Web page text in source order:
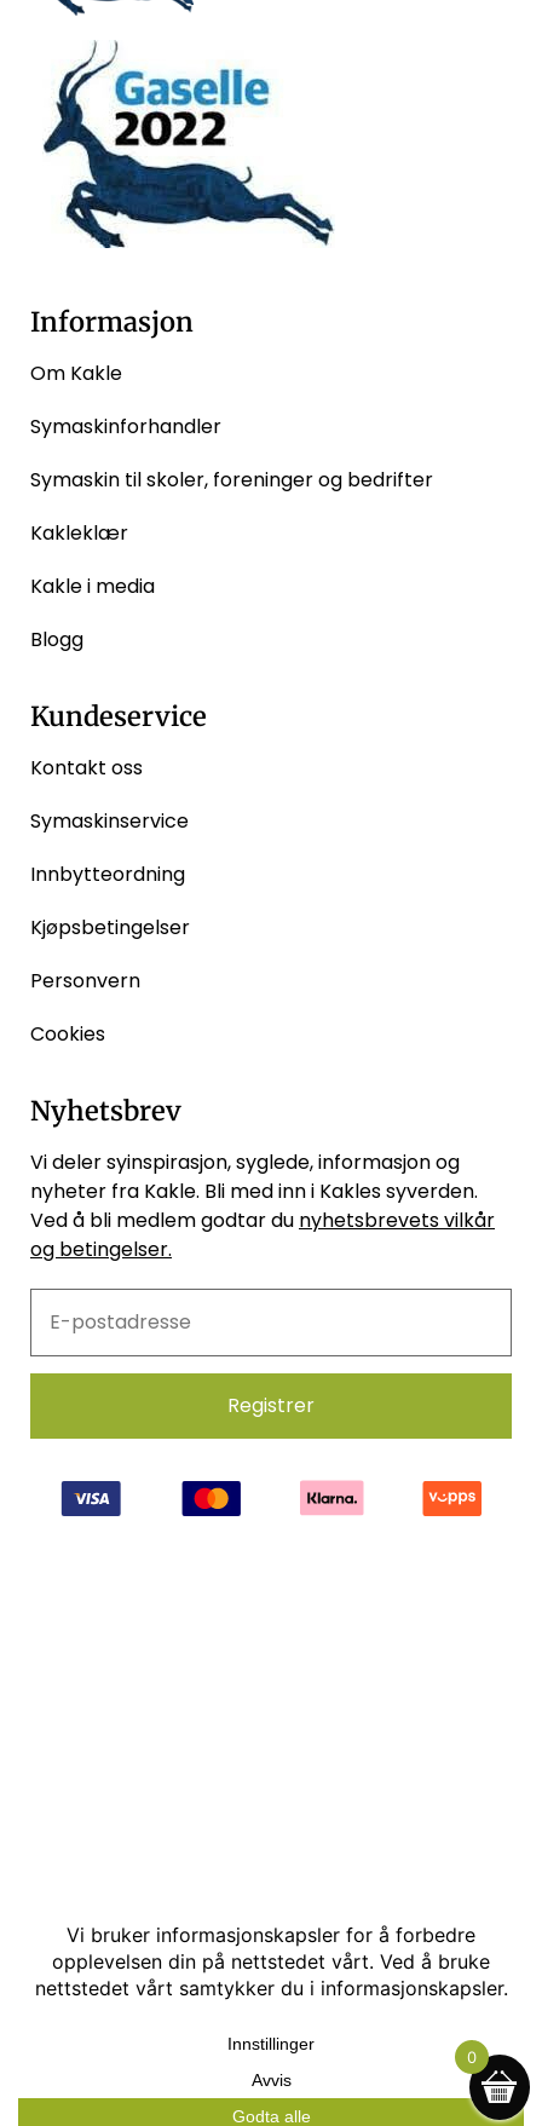
Informasjon
Om Kakle
Symaskinforhandler
Symaskin til skoler, foreninger og bedrifter
Kakleklær
Kakle i media
Blogg
Kundeservice
Kontakt oss
Symaskinservice
Innbytteordning
Kjøpsbetingelser
Personvern
Cookies
Nyhetsbrev
Vi deler syinspirasjon, syglede, informasjon og
nyheter fra Kakle. Bli med inn i Kakles syverden.
Ved å bli medlem godtar du nyhetsbrevets vilkår
og betingelser.
Hjemmesidehelten
0